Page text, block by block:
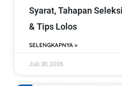
Syarat, Tahapan
& Tips Lolos
SELENGKAPNYA »
Juli 30, 2026